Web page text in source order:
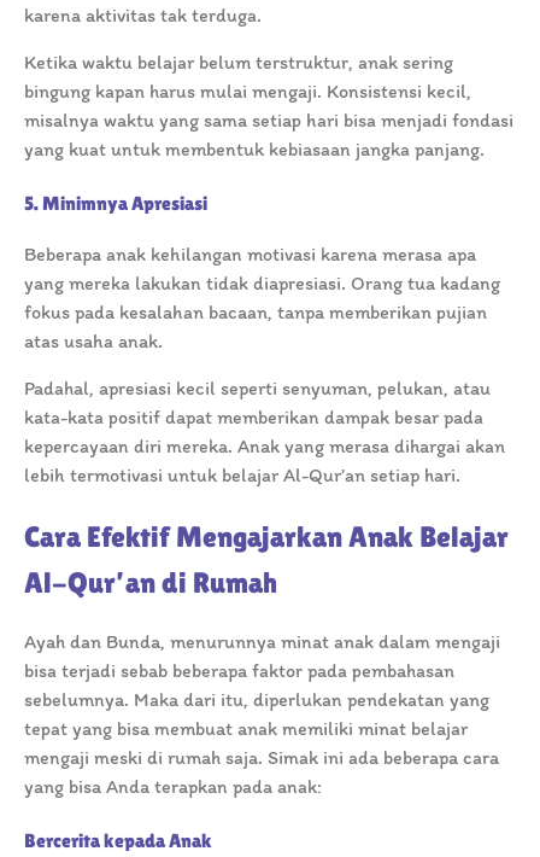
karena aktivitas tak terduga.
Ketika waktu belajar belum terstruktur, anak sering
bingung kapan harus mulai mengaji. Konsistensi kecil,
misalnya waktu yang sama setiap hari bisa menjadi fondasi
yang kuat untuk membentuk kebiasaan jangka panjang.
5. Minimnya Apresiasi
Beberapa anak kehilangan motivasi karena merasa apa
yang mereka lakukan tidak diapresiasi. Orang tua kadang
fokus pada kesalahan bacaan, tanpa memberikan pujian
atas usaha anak.
Padahal, apresiasi kecil seperti senyuman, pelukan, atau
kata-kata positif dapat memberikan dampak besar pada
kepercayaan diri mereka. Anak yang merasa dihargai akan
lebih termotivasi untuk belajar Al-Qur’an setiap hari.
Cara Efektif Mengajarkan Anak Belajar
Al-Qur’an di Rumah
Ayah dan Bunda, menurunnya minat anak dalam mengaji
bisa terjadi sebab beberapa faktor pada pembahasan
sebelumnya. Maka dari itu, diperlukan pendekatan yang
tepat yang bisa membuat anak memiliki minat belajar
mengaji meski di rumah saja. Simak ini ada beberapa cara
yang bisa Anda terapkan pada anak:
Bercerita kepada Anak